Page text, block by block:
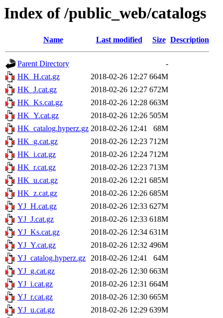
Index of /public_web/catalogs
Name Last modified Size Description
Parent Directory
-
HK_H.cat.gz
2018-02-26 12:27 664M
HK_J.cat.gz
2018-02-26 12:27 672M
HK_Ks.cat.gz
2018-02-26 12:28 663M
HK_Y.cat.gz
2018-02-26 12:26 505M
HK_catalog.hyperz.gz 2018-02-26 12:41
68M
HK_g.cat.gz
2018-02-26 12:23 712M
HK_i.cat.gz
2018-02-26 12:24 712M
HK_r.cat.gz
2018-02-26 12:23 713M
HK_u.cat.gz
2018-02-26 12:21 685M
HK_z.cat.gz
2018-02-26 12:26 685M
YJ_H.cat.gz
2018-02-26 12:33 627M
YJ_J.cat.gz
2018-02-26 12:33 618M
YJ_Ks.cat.gz
2018-02-26 12:34 631M
YJ_Y.cat.gz
2018-02-26 12:32 496M
YJ_catalog.hyperz.gz 2018-02-26 12:41
64M
YJ_g.cat.gz
2018-02-26 12:30 663M
YJ_i.cat.gz
2018-02-26 12:31 664M
YJ_r.cat.gz
2018-02-26 12:30 665M
YJ_u.cat.gz
2018-02-26 12:29 639M